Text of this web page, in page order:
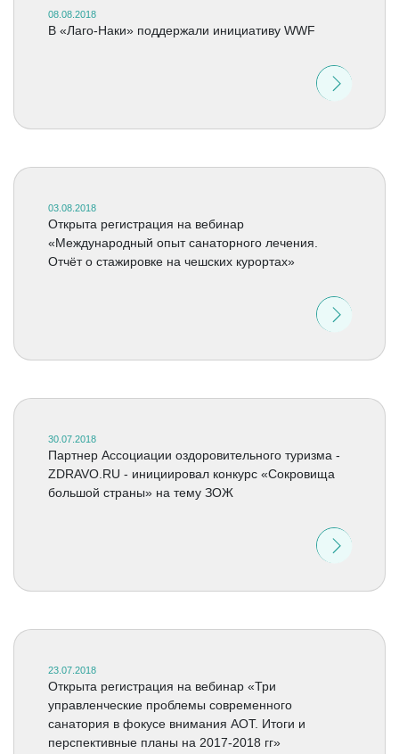
08.08.2018
В «Лаго-Наки» поддержали инициативу WWF
03.08.2018
Открыта регистрация на вебинар
«Международный опыт санаторного лечения.
Отчёт о стажировке на чешских курортах»
30.07.2018
Партнер Ассоциации оздоровительного туризма -
ZDRAVO.RU - инициировал конкурс «Сокровища
большой страны» на тему ЗОЖ
23.07.2018
Открыта регистрация на вебинар «Три
управленческие проблемы современного
санатория в фокусе внимания АОТ. Итоги и
перспективные планы на 2017-2018 гг»